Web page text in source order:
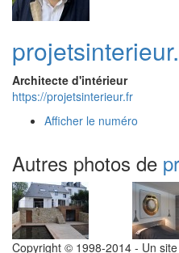
Architecte d'intérieur
https://projetsinterieur.fr
Afficher le numéro
Autres photos de
Copyright © 1998-2014 - Un